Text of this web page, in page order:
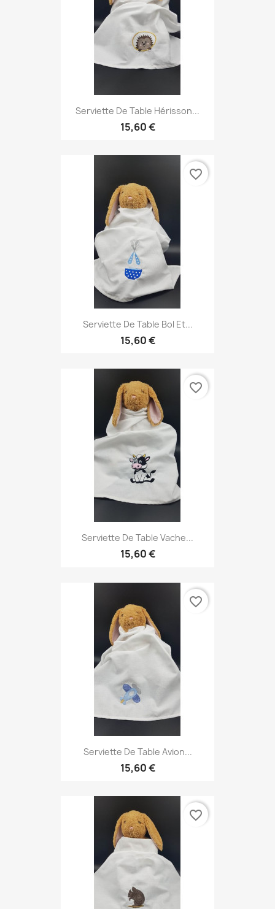
Serviette De Table Hérisson...
15,60 €
Serviette De Table Bol Et...
15,60 €
favorite_border
Serviette De Table Vache...
15,60 €
favorite_border
Serviette De Table Avion...
15,60 €
favorite_border
favorite_border